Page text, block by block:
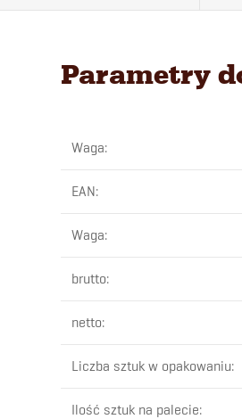
Parametry
Waga:
EAN:
Waga:
brutto:
netto:
Liczba sztuk w opakowaniu:
Ilość sztuk na palecie: